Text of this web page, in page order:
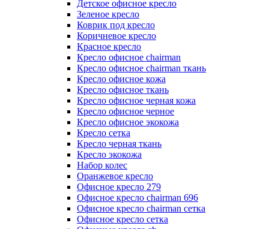
Детское офисное кресло
Зеленое кресло
Коврик под кресло
Коричневое кресло
Красное кресло
Кресло офисное chairman
Кресло офисное chairman ткань
Кресло офисное кожа
Кресло офисное ткань
Кресло офисное черная кожа
Кресло офисное черное
Кресло офисное экокожа
Кресло сетка
Кресло черная ткань
Кресло экокожа
Набор колес
Оранжевое кресло
Офисное кресло 279
Офисное кресло chairman 696
Офисное кресло chairman сетка
Офисное кресло сетка